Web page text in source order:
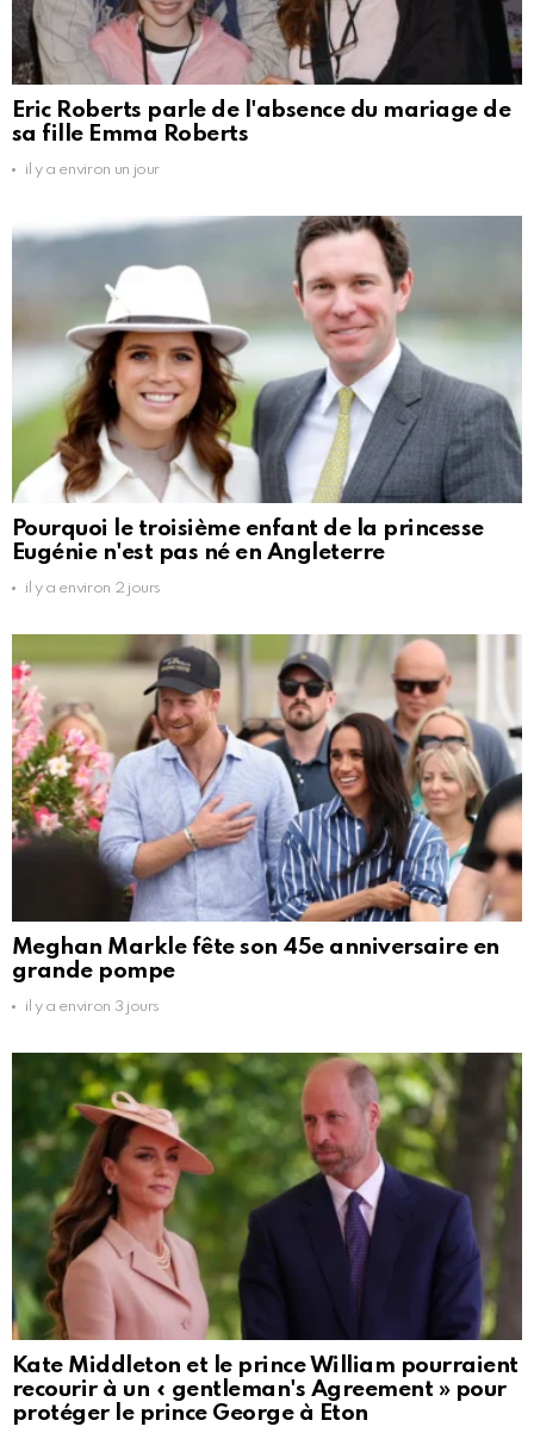
Eric Roberts parle de l'absence du mariage de
sa fille Emma Roberts
il y a environ un jour
Pourquoi le troisième enfant de la princesse
Eugénie n'est pas né en Angleterre
il y a environ 2 jours
Meghan Markle fête son 45e anniversaire en
grande pompe
il y a environ 3 jours
Kate Middleton et le prince William pourraient
recourir à un « gentleman's Agreement » pour
protéger le prince George à Eton